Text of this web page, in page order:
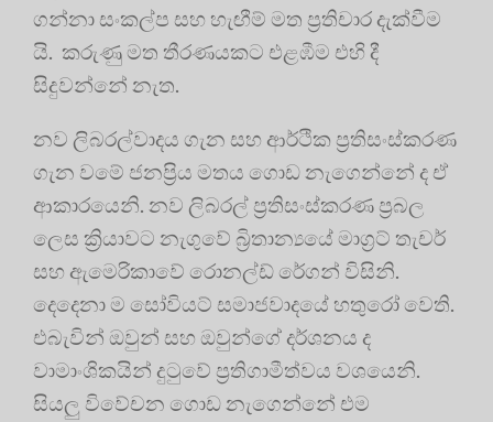
ගන්නා සංකල්ප සහ හැඟීම් මත ප්‍රතිචාර දැක්වීම
යි. කරුණු මත තීරණයකට එළඹීම එහි දී
සිදුවන්නේ නැත.
නව ලිබරල්වාදය ගැන සහ ආර්ථික ප්‍රතිසංස්කරණ
ගැන වමේ ජනප්‍රිය මතය ගොඩ නැගෙන්නේ ද ඒ
ආකාරයෙනි. නව ලිබරල් ප්‍රතිසංස්කරණ ප්‍රබල
ලෙස ක්‍රියාවට නැගුවේ බ්‍රිතාන්‍යයේ මාග්‍රට් තැචර්
සහ ඇමෙරිකාවේ රොනල්ඩ් රේගන් විසිනි.
දෙදෙනා ම සෝවියට් සමාජවාදයේ හතුරෝ වෙති.
එබැවින් ඔවුන් සහ ඔවුන්ගේ දර්ශනය ද
වාමාංශිකයින් දුටුවේ ප්‍රතිගාමීත්වය වශයෙනි.
සියලු විවේචන ගොඩ නැගෙන්නේ එම